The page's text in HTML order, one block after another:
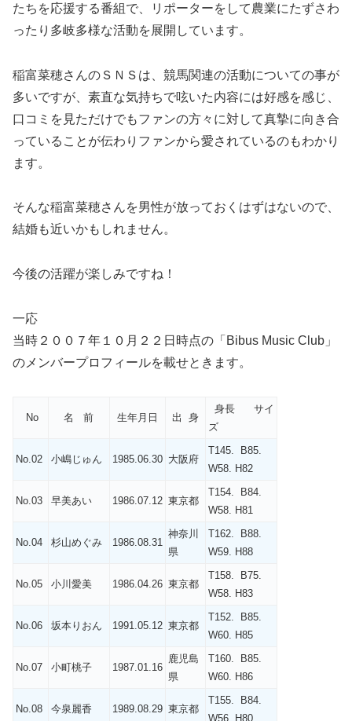
たちを応援する番組で、リポーターをして農業にたずさわ
ったり多岐多様な活動を展開しています。
稲富菜穂さんのＳＮＳは、競馬関連の活動についての事が
多いですが、素直な気持ちで呟いた内容には好感を感じ、
口コミを見ただけでもファンの方々に対して真摯に向き合
っていることが伝わりファンから愛されているのもわかり
ます。
そんな稲富菜穂さんを男性が放っておくはずはないので、
結婚も近いかもしれません。
今後の活躍が楽しみですね！
一応
当時２００７年１０月２２日時点の「Bibus Music Club」
のメンバープロフィールを載せときます。
No 名 前 生年月日 出 身
身長 サイ
ズ
No.02 小嶋じゅん 1985.06.30 大阪府
T145. B85.
W58. H82
No.03 早美あい 1986.07.12 東京都
T154. B84.
W58. H81
No.04 杉山めぐみ 1986.08.31
神奈川
県
T162. B88.
W59. H88
No.05 小川愛美 1986.04.26 東京都
T158. B75.
W58. H83
No.06 坂本りおん 1991.05.12 東京都
T152. B85.
W60. H85
No.07 小町桃子 1987.01.16
鹿児島
県
T160. B85.
W60. H86
No.08 今泉麗香 1989.08.29 東京都
T155. B84.
W56. H80